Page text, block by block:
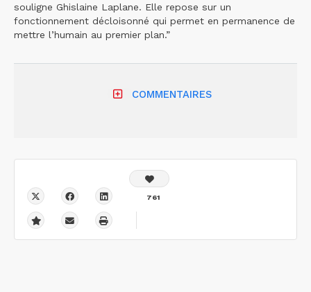
souligne Ghislaine Laplane. Elle repose sur un
fonctionnement décloisonné qui permet en permanence de
mettre l’humain au premier plan.”
COMMENTAIRES
761